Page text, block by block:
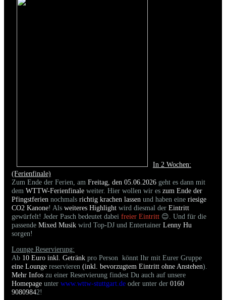
In 2 Wochen:
(Ferienfinale)
Zum Ende der Ferien, am Freitag, den 05.06.2026 geht es dann mit
dem WTTW-Ferienfinale weiter. Hier wollen wir es zum Ende der
Pfingstferien nochmals richtig krachen lassen und haben eine riesige
CO2 Kanone! Als weiteres Highlight wird diesmal der Eintritt
gewürfelt! Jeder Pasch bedeutet dabei freier Eintritt 😊. Und für die
passende Mixed Musik wird Top-DJ und Entertainer Lenny Hu
sorgen!
Lounge Reservierung:
Ab 10 Euro inkl. Getränk pro Person könnt Ihr mit Eurer Gruppe
eine Lounge reservieren (inkl. bevorzugtem Eintritt ohne Anstehen).
Mehr Infos zu einer Reservierung findest Du auch auf unsere
Homepage unter www.wttw-stuttgart.de oder unter der 0160
90809842!